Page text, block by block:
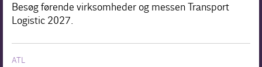
Besøg førende virksomheder og messen Transport
Logistic 2027.
ATL